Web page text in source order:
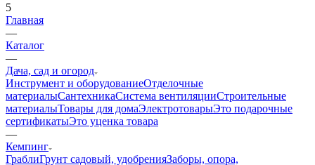
5
Главная
—
Каталог
—
Дача, сад и огород
Инструмент и оборудованиеОтделочные
материалыСантехникаСистема вентиляцииСтроительные
материалыТовары для домаЭлектротоварыЭто подарочные
сертификатыЭто уценка товара
—
Кемпинг
ГраблиГрунт садовый, удобренияЗаборы, опора,